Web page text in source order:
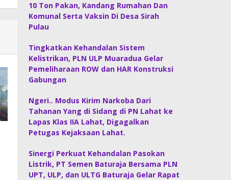
10 Ton Pakan, Kandang Rumahan Dan
Komunal Serta Vaksin Di Desa Sirah
Pulau
Tingkatkan Kehandalan Sistem
Kelistrikan, PLN ULP Muaradua Gelar
Pemeliharaan ROW dan HAR Konstruksi
Gabungan
Ngeri.. Modus Kirim Narkoba Dari
Tahanan Yang di Sidang di PN Lahat ke
Lapas Klas IIA Lahat, Digagalkan
Petugas Kejaksaan Lahat.
Sinergi Perkuat Kehandalan Pasokan
Listrik, PT Semen Baturaja Bersama PLN
UPT, ULP, dan ULTG Baturaja Gelar Rapat